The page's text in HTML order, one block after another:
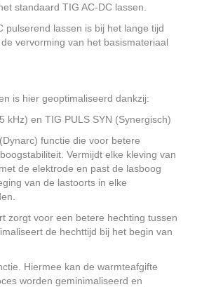
standaard TIG AC-DC lassen.
pulserend lassen is bij het lange tijd
vervorming van het basismateriaal
is hier geoptimaliseerd dankzij:
kHz) en TIG PULS SYN (Synergisch)
functie die voor betere
Vermijdt elke kleving van
de elektrode en past de lasboog
van de lastoorts in elke
zorgt voor een betere hechting tussen
de hechttijd bij het begin van
Hiermee kan de warmteafgifte
worden geminimaliseerd en